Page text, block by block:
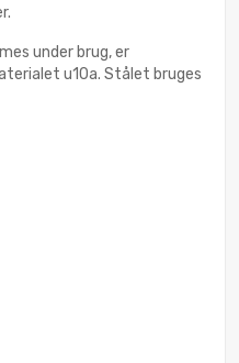
under brug, er
u10a. Stålet bruges